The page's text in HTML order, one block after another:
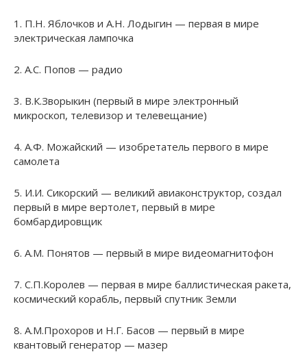
1. П.Н. Яблочков и А.Н. Лодыгин — первая в мире
электрическая лампочка
2. А.С. Попов — радио
3. В.К.Зворыкин (первый в мире электронный
микроскоп, телевизор и телевещание)
4. А.Ф. Можайский — изобретатель первого в мире
самолета
5. И.И. Сикорский — великий авиаконструктор, создал
первый в мире вертолет, первый в мире
бомбардировщик
6. А.М. Понятов — первый в мире видеомагнитофон
7. С.П.Королев — первая в мире баллистическая ракета,
космический корабль, первый спутник Земли
8. А.М.Прохоров и Н.Г. Басов — первый в мире
квантовый генератор — мазер